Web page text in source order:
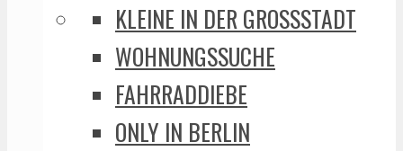
KLEINE IN DER GROSSSTADT
WOHNUNGSSUCHE
FAHRRADDIEBE
ONLY IN BERLIN